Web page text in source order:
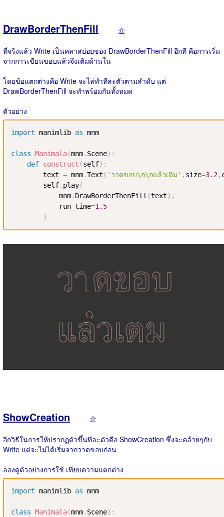
DrawBorderThenFill 介
ที่จริงแล้ว Write เป็นคลาสย่อยของ DrawBorderThenFill อีกที คือการเริ่ม
จากการเขียนขอบแล้วจึงเติมด้านใน
โดยข้อแตกต่างคือ Write จะไล่ทำทีละตัวตามลำดับ แต่
DrawBorderThenFill จะทำพร้อมกันทั้งหมด
ตัวอย่าง
import manimlib as mnm
class Manimala(mnm. Scene) :
def construct (self) :
        text
= mnm.Text ( 'วาดขอบ\n\nแล้วเติม' , size=3.2,
        self
. play(
            mnm
. DrawBorderThenFill (text) ,
            run_time
=1.5
)
ShowCreation 介
อีกวิธีในการให้ปรากฏตัวขึ้นทีละตัวคือ ShowCreation ซึ่งจะคล้ายๆกับ
Write แต่จะไม่ได้เริ่มจากวาดขอบก่อน
ลองดูตัวอย่างการใช้ เทียบความแตกต่าง
import manimlib as mnm
class Manimala(mnm. Scene) :